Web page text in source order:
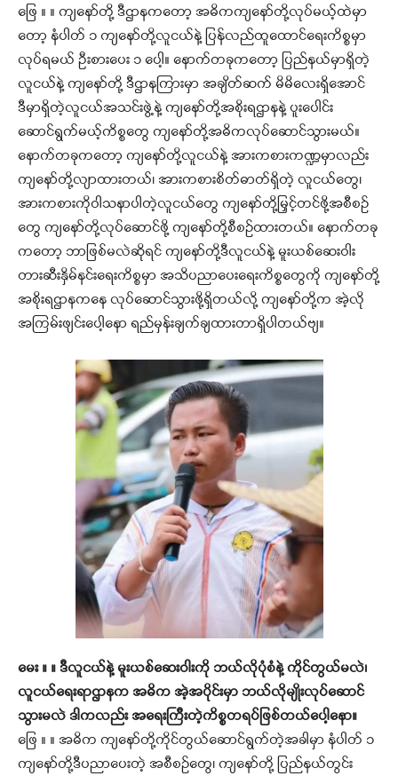
ဖြေ ။ ။ ကျနော်တို့ ဒီဌာနကတော့ အဓိကကျနော်တို့လုပ်မယ့်ထဲမှာ
တော့ နံပါတ် ၁ ကျနော်တို့လူငယ်နဲ့ ပြန်လည်ထူထောင်ရေးကိစ္စမှာ
လုပ်ရမယ် ဦးစားပေး ၁ ပေါ့။ နောက်တခုကတော့ ပြည်နယ်မှာရှိတဲ့
လူငယ်နဲ့ ကျနော်တို့ ဒီဌာနကြားမှာ အချိတ်ဆက် မိမိလေးရှိအောင်
ဒီမှာရှိတဲ့လူငယ်အသင်းဖွဲ့နဲ့ ကျနော်တို့အစိုးရဌာနနဲ့ ပူးပေါင်း
ဆောင်ရွက်မယ့်ကိစ္စတွေ ကျနော်တို့အဓိကလုပ်ဆောင်သွားမယ်။
နောက်တခုကတော့ ကျနော်တို့လူငယ်နဲ့ အားကစားကဏ္ဍမှာလည်း
ကျနော်တို့လျာထားတယ်၊ အားကစားစိတ်ဓာတ်ရှိတဲ့ လူငယ်တွေ၊
အားကစားကိုဝါသနာပါတဲ့လူငယ်တွေ ကျနော်တို့မြှင့်တင်ဖို့အစီစဉ်
တွေ ကျနော်တို့လုပ်ဆောင်ဖို့ ကျနော်တို့စီစဉ်ထားတယ်။ နောက်တခု
ကတော့ ဘာဖြစ်မလဲဆိုရင် ကျနော်တို့ဒီလူငယ်နဲ့ မူးယစ်ဆေးဝါး
တားဆီးနှိမ်နင်းရေးကိစ္စမှာ အသိပညာပေးရေးကိစ္စတွေကို ကျနော်တို့
အစိုးရဌာနကနေ လုပ်ဆောင်သွားဖို့ရှိတယ်လို့ ကျနော်တို့က အဲ့လို
အကြမ်းဖျင်းပေါ့နော ရည်မှန်းချက်ချထားတာရှိပါတယ်ဗျ။
မေး ။ ။ ဒီလူငယ်နဲ့ မူးယစ်ဆေးဝါးကို ဘယ်လိုပုံစံနဲ့ ကိုင်တွယ်မလဲ၊
လူငယ်ရေးရာဌာနက အဓိက အဲ့အပိုင်းမှာ ဘယ်လိုမျိုးလုပ်ဆောင်
သွားမလဲ ဒါကလည်း အရေးကြီးတဲ့ကိစ္စတရပ်ဖြစ်တယ်ပေါ့နော။
ဖြေ ။ ။ အဓိက ကျနော်တို့ကိုင်တွယ်ဆောင်ရွက်တဲ့အခါမှာ နံပါတ် ၁
ကျနော်တို့ဒီပညာပေးတဲ့ အစီစဉ်တွေ၊ ကျနော်တို့ ပြည်နယ်တွင်း